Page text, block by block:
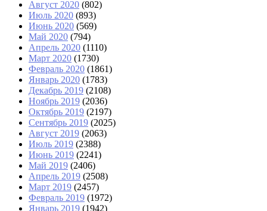
Август 2020 (802)
Июль 2020 (893)
Июнь 2020 (569)
Май 2020 (794)
Апрель 2020 (1110)
Март 2020 (1730)
Февраль 2020 (1861)
Январь 2020 (1783)
Декабрь 2019 (2108)
Ноябрь 2019 (2036)
Октябрь 2019 (2197)
Сентябрь 2019 (2025)
Август 2019 (2063)
Июль 2019 (2388)
Июнь 2019 (2241)
Май 2019 (2406)
Апрель 2019 (2508)
Март 2019 (2457)
Февраль 2019 (1972)
Январь 2019 (1942)